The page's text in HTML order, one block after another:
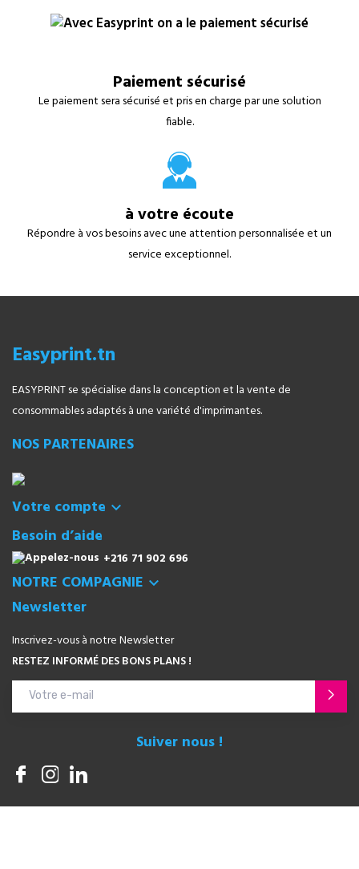
Paiement sécurisé
Le paiement sera sécurisé et pris en charge par une solution
fiable.
à votre écoute
Répondre à vos besoins avec une attention personnalisée et un
service exceptionnel.
Easyprint.tn
EASYPRINT se spécialise dans la conception et la vente de
consommables adaptés à une variété d'imprimantes.
NOS PARTENAIRES
Votre compte 
Besoin d’aide
+216 71 902 696
NOTRE COMPAGNIE 
Newsletter
Inscrivez-vous à notre Newsletter
RESTEZ INFORMÉ DES BONS PLANS !
Suiver nous !